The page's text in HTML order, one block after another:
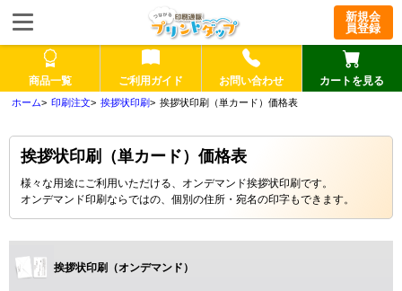
新規会
員登録
商品一覧 ご利用ガイド お問い合わせ カートを見る
印刷注文 挨拶状印刷 挨拶状印刷（単カード）価格表
挨拶状印刷（単カード）価格表
様々な用途にご利用いただける、オンデマンド挨拶状印刷です。
オンデマンド印刷ならではの、個別の住所・宛名の印字もできます。
挨拶状印刷（オンデマンド）